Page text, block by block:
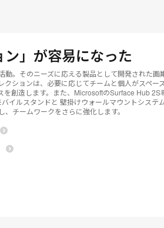
ン」が容易になった
動。そのニーズに応える製品として開発された画
ションは、必要に応じてチームと個人がスペー
を創造します。また、MicrosoftのSurface Hub 2S
イルスタンドと 壁掛けウォールマウントシステ
、チームワークをさらに強化します。